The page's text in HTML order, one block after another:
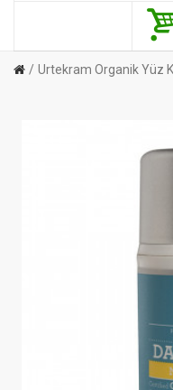
Urtekram Organik Yüz